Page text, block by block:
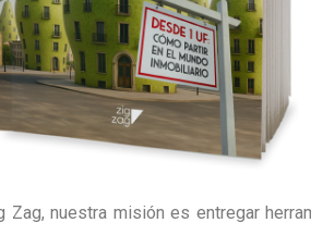
Zag, nuestra misión es entregar